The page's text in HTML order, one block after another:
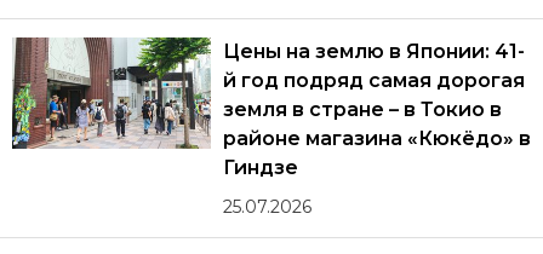
Цены на землю в Японии: 41-
й год подряд самая дорогая
земля в стране – в Токио в
районе магазина «Кюкёдо» в
Гиндзе
25.07.2026